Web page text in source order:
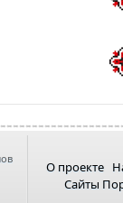
О проекте
Сайты